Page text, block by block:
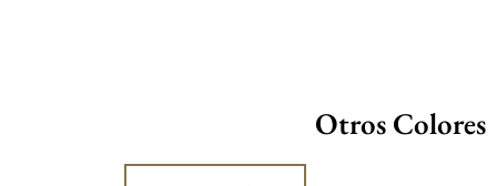
Otros Colores